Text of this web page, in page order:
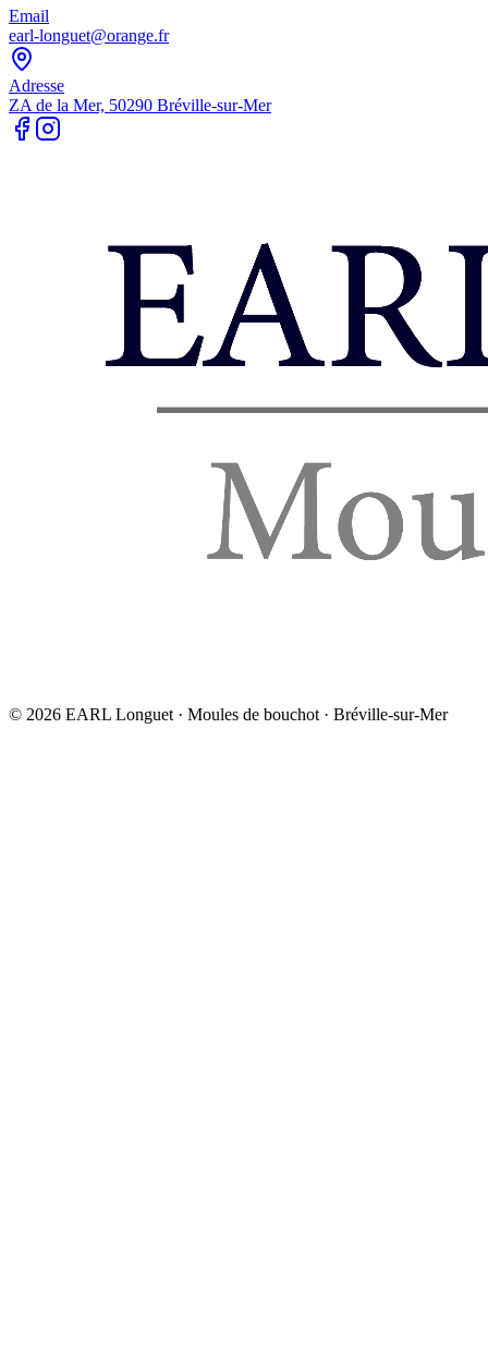
Email
earl-longuet@orange.fr
Adresse
ZA de la Mer, 50290 Bréville-sur-Mer
© 2026 EARL Longuet · Moules de bouchot · Bréville-sur-Mer